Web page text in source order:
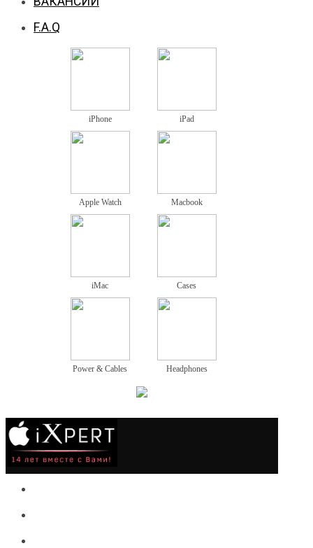
F.A.Q
iPhone iPad
Apple Watch Macbook
iMac Cases
Power & Cables Headphones